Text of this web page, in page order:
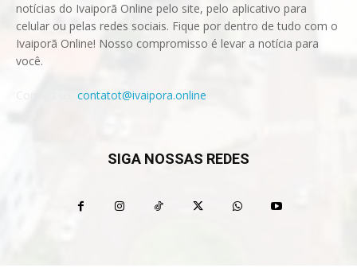
notícias do Ivaiporã Online pelo site, pelo aplicativo para
celular ou pelas redes sociais. Fique por dentro de tudo com o
Ivaiporã Online! Nosso compromisso é levar a notícia para
você.
contatot@ivaipora.online
SIGA NOSSAS REDES